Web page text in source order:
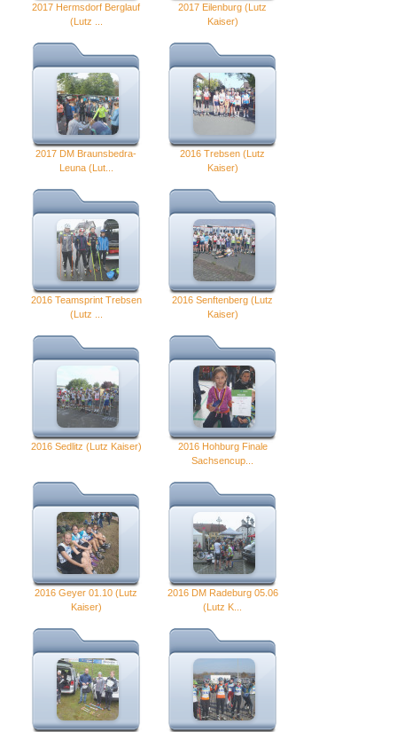
2017 Hermsdorf Berglauf
(Lutz ...
2017 Eilenburg (Lutz
Kaiser)
2017 DM Braunsbedra-
Leuna (Lut...
2016 Trebsen (Lutz
Kaiser)
2016 Teamsprint Trebsen
(Lutz ...
2016 Senftenberg (Lutz
Kaiser)
2016 Sedlitz (Lutz Kaiser)
2016 Hohburg Finale
Sachsencup...
2016 Geyer 01.10 (Lutz
Kaiser)
2016 DM Radeburg 05.06
(Lutz K...